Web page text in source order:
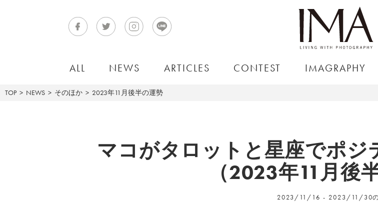
ALL NEWS ARTICLES CONTEST IMAGRAPHY
TOP NEWS そのほか 2023年11月後半の運勢
マコがタロットと星座でポジ
（2023年11月後
2023/11/16 - 2023/11/30